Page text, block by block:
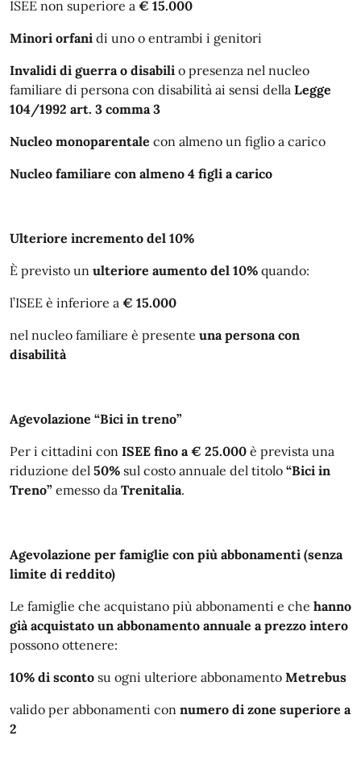
ISEE non superiore a € 15.000
Minori orfani di uno o entrambi i genitori
Invalidi di guerra o disabili o presenza nel nucleo
familiare di persona con disabilità ai sensi della Legge
104/1992 art. 3 comma 3
Nucleo monoparentale con almeno un figlio a carico
Nucleo familiare con almeno 4 figli a carico
Ulteriore incremento del 10%
È previsto un ulteriore aumento del 10% quando:
l’ISEE è inferiore a € 15.000
nel nucleo familiare è presente una persona con
disabilità
Agevolazione “Bici in treno”
Per i cittadini con ISEE fino a € 25.000 è prevista una
riduzione del 50% sul costo annuale del titolo “Bici in
Treno” emesso da Trenitalia.
Agevolazione per famiglie con più abbonamenti (senza
limite di reddito)
Le famiglie che acquistano più abbonamenti e che hanno
già acquistato un abbonamento annuale a prezzo intero
possono ottenere:
10% di sconto su ogni ulteriore abbonamento Metrebus
valido per abbonamenti con numero di zone superiore a
2